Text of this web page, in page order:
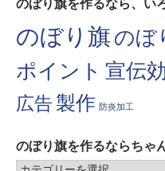
のぼり旗を作るなら、い
のぼり旗のぼ
ポイント 宣伝
広告 製作 防炎加工
のぼり旗を作るならちゃ